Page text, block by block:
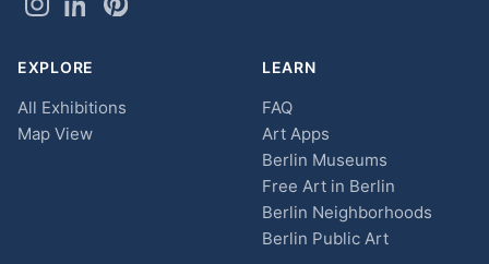
EXPLORE
All Exhibitions
Map View
LEARN
FAQ
Art Apps
Berlin Museums
Free Art in Berlin
Berlin Neighborhoods
Berlin Public Art